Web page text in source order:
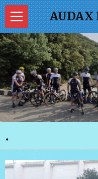
AUDAX
Page d'accueil
PASS VELO
La FFVélo
Je commande ma
Vidéos
.